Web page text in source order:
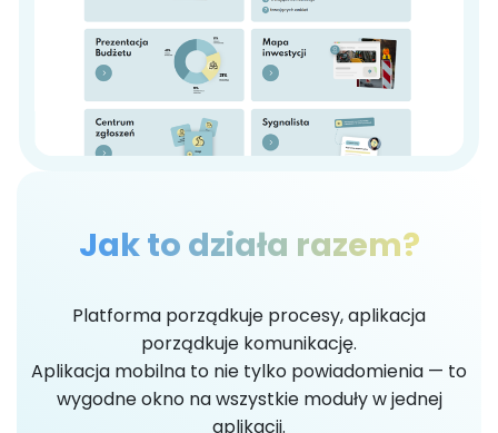
Jak to działa razem?
Platforma porządkuje procesy, aplikacja
porządkuje komunikację.
Aplikacja mobilna to nie tylko powiadomienia — to
wygodne okno na wszystkie moduły w jednej
aplikacji.